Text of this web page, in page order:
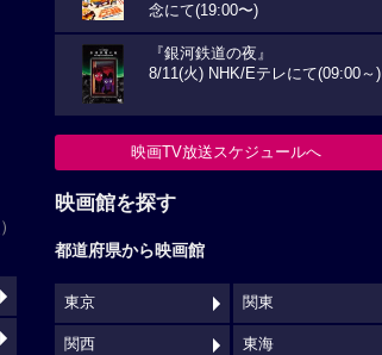
）
念にて(19:00〜)
『銀河鉄道の夜』
8/11(火) NHK/Eテレにて(09:00～)
映画TV放送スケジュールへ
映画館を探す
都道府県から映画館
東京 関東
関西 東海